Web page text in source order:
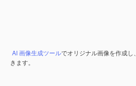
AI 画像生成ツールでオリジナル画像を作成し、
きます。